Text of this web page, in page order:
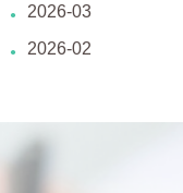
2026-03
2026-02